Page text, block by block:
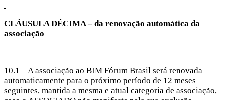
CLÁUSULA DÉCIMA – da renovação automática da
associação
10.1 A associação ao BIM Fórum Brasil será renovada
automaticamente para o próximo período de 12 meses
seguintes, mantida a mesma e atual categoria de associação,